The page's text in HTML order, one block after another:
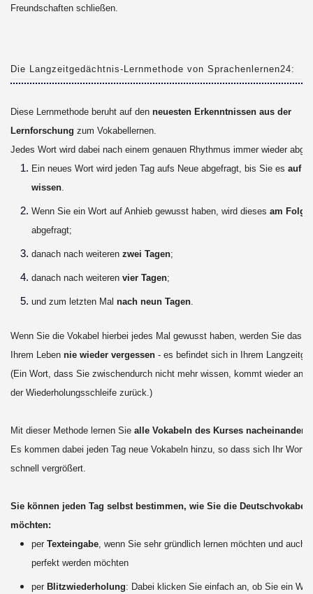
Freundschaften schließen.
Die Langzeitgedächtnis-Lernmethode von Sprachenlernen24:
Diese Lernmethode beruht auf den neuesten Erkenntnissen aus der
Lernforschung zum Vokabellernen.
Jedes Wort wird dabei nach einem genauen Rhythmus immer wieder
Ein neues Wort wird jeden Tag aufs Neue abgefragt, bis Sie es auf
wissen.
Wenn Sie ein Wort auf Anhieb gewusst haben, wird dieses am
abgefragt;
danach nach weiteren zwei Tagen;
danach nach weiteren vier Tagen;
und zum letzten Mal nach neun Tagen.
Wenn Sie die Vokabel hierbei jedes Mal gewusst haben, werden Sie das
Ihrem Leben nie wieder vergessen- es befindet sich in Ihrem
(Ein Wort, dass Sie zwischendurch nicht mehr wissen, kommt wieder an
der Wiederholungsschleife zurück.)
Mit dieser Methode lernen Sie alle Vokabeln des Kurses nacheinander
Es kommen dabei jeden Tag neue Vokabeln hinzu, so dass sich Ihr
schnell vergrößert.
Sie können jeden Tag selbst bestimmen, wie Sie die
möchten:
per Texteingabe, wenn Sie sehr gründlich lernen möchten und auch
perfekt werden möchten
per Blitzwiederholung: Dabei klicken Sie einfach an, ob Sie ein